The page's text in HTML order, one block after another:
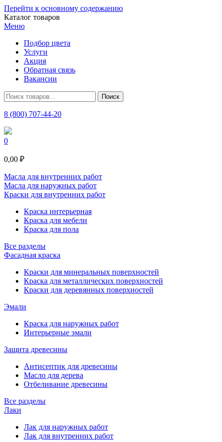
Перейти к основному содержанию
Каталог товаров
Меню
Подбор цвета
Услуги
Акция
Обратная связь
Вакансии
8 (800) 707-44-20
0
0,00 ₽
Масла для внутренних работ
Масла для наружных работ
Краски для внутренних работ
Краска интерьерная
Краска для мебели
Краска для пола
Все разделы
Фасадная краска
Краски для минеральных поверхностей
Краска для металлических поверхностей
Краски для деревянных поверхностей
Эмали
Краска для наружных работ
Интерьерные эмали
Защита древесины
Антисептик для древесины
Масло для дерева
Отбеливание древесины
Все разделы
Лаки
Лак для наружных работ
Лак для внутренних работ